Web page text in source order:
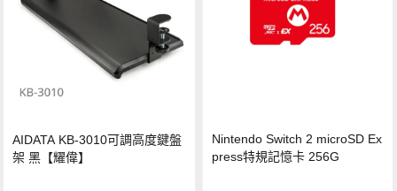
AIDATA KB-3010可調高度鍵盤
架 黑【耀偉】
Nintendo Switch 2 microSD Ex
press特規記憶卡 256G